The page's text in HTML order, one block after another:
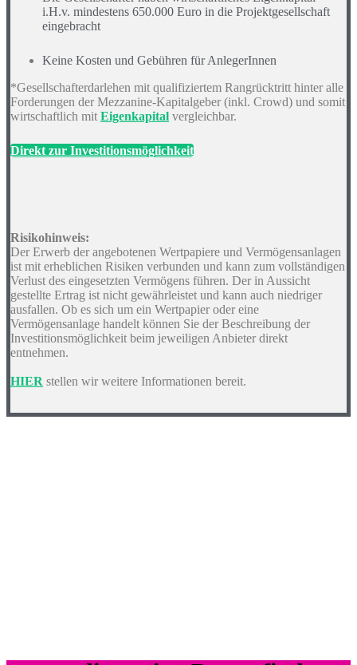
i.H.v. mindestens 650.000 Euro in die Projektgesellschaft
eingebracht
Keine Kosten und Gebühren für AnlegerInnen
*​Gesellschafterdarlehen mit qualifiziertem Rangrücktritt hinter alle
Forderungen der Mezzanine-Kapitalgeber (inkl. Crowd) und somit
wirtschaftlich mit Eigenkapital vergleichbar.
Direkt zur Investitionsmöglichkeit
Risikohinweis:
Der Erwerb der angebotenen Wertpapiere und Vermögensanlagen
ist mit erheblichen Risiken verbunden und kann zum vollständigen
Verlust des eingesetzten Vermögens führen. Der in Aussicht
gestellte Ertrag ist nicht gewährleistet und kann auch niedriger
ausfallen. Ob es sich um ein Wertpapier oder eine
Vermögensanlage handelt können Sie der Beschreibung der
Investitionsmöglichkeit beim jeweiligen Anbieter direkt
entnehmen.
HIER stellen wir weitere Informationen bereit.